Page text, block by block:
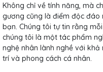
Không chỉ về tính năng, mà
gương cũng là điểm độc đáo
bạn. Chúng tôi tự tin rằng
chúng tôi là một tác phẩm
nghệ nhân lành nghề với
trí và phong cách cá nhân.